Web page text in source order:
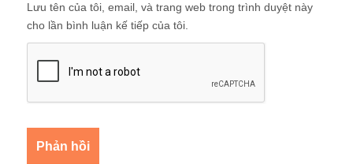
Lưu tên của tôi, email, và trang web trong trình duyệt này
cho lần bình luận kế tiếp của tôi.